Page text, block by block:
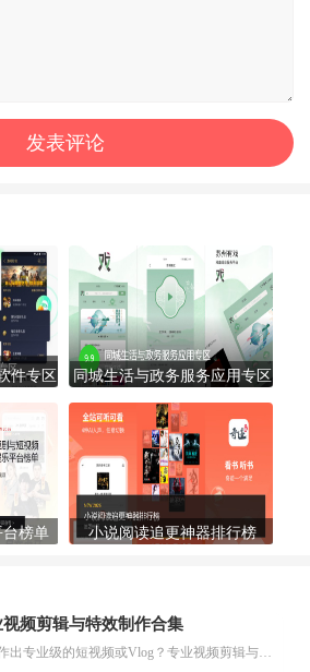
件专区 同城生活与政务服务应用专区
榜单 小说阅读追更神器排行榜
视频剪辑与特效制作合集